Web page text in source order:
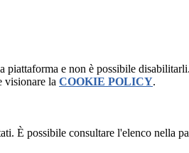
piattaforma e non è possibile disabilitarli.
visionare la COOKIE POLICY.
È possibile consultare l'elenco nella